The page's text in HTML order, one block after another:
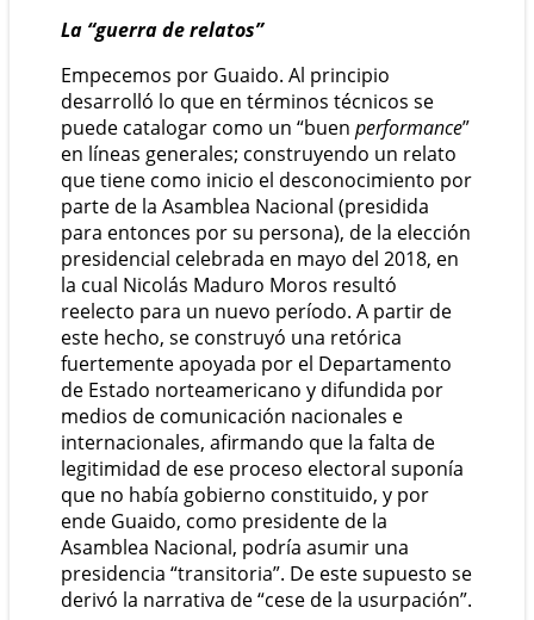
La “guerra de relatos”
Empecemos por Guaido. Al principio
desarrolló lo que en términos técnicos se
puede catalogar como un “buenperformance”
en líneas generales; construyendo un relato
que tiene como inicio el desconocimiento por
parte de la Asamblea Nacional (presidida
para entonces por su persona), de la elección
presidencial celebrada en mayo del 2018, en
la cual Nicolás Maduro Moros resultó
reelecto para un nuevo período. A partir de
este hecho, se construyó una retórica
fuertemente apoyada por el Departamento
de Estado norteamericano y difundida por
medios de comunicación nacionales e
internacionales, afirmando que la falta de
legitimidad de ese proceso electoral suponía
que no había gobierno constituido, y por
ende Guaido, como presidente de la
Asamblea Nacional, podría asumir una
presidencia “transitoria”. De este supuesto se
derivó la narrativa de “cese de la usurpación”.